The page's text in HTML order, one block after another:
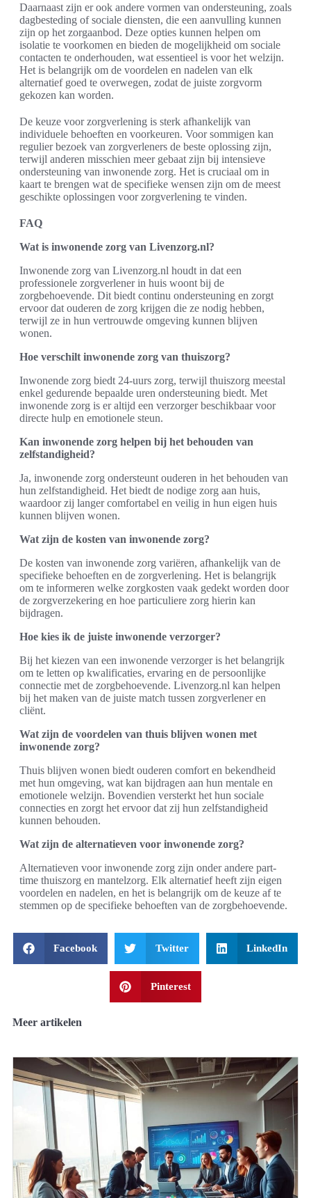
Daarnaast zijn er ook andere vormen van ondersteuning, zoals
dagbesteding of sociale diensten, die een aanvulling kunnen
zijn op het zorgaanbod. Deze opties kunnen helpen om
isolatie te voorkomen en bieden de mogelijkheid om sociale
contacten te onderhouden, wat essentieel is voor het welzijn.
Het is belangrijk om de voordelen en nadelen van elk
alternatief goed te overwegen, zodat de juiste zorgvorm
gekozen kan worden.
De keuze voor zorgverlening is sterk afhankelijk van
individuele behoeften en voorkeuren. Voor sommigen kan
regulier bezoek van zorgverleners de beste oplossing zijn,
terwijl anderen misschien meer gebaat zijn bij intensieve
ondersteuning van inwonende zorg. Het is cruciaal om in
kaart te brengen wat de specifieke wensen zijn om de meest
geschikte oplossingen voor zorgverlening te vinden.
FAQ
Wat is inwonende zorg van Livenzorg.nl?
Inwonende zorg van Livenzorg.nl houdt in dat een
professionele zorgverlener in huis woont bij de
zorgbehoevende. Dit biedt continu ondersteuning en zorgt
ervoor dat ouderen de zorg krijgen die ze nodig hebben,
terwijl ze in hun vertrouwde omgeving kunnen blijven
wonen.
Hoe verschilt inwonende zorg van thuiszorg?
Inwonende zorg biedt 24-uurs zorg, terwijl thuiszorg meestal
enkel gedurende bepaalde uren ondersteuning biedt. Met
inwonende zorg is er altijd een verzorger beschikbaar voor
directe hulp en emotionele steun.
Kan inwonende zorg helpen bij het behouden van
zelfstandigheid?
Ja, inwonende zorg ondersteunt ouderen in het behouden van
hun zelfstandigheid. Het biedt de nodige zorg aan huis,
waardoor zij langer comfortabel en veilig in hun eigen huis
kunnen blijven wonen.
Wat zijn de kosten van inwonende zorg?
De kosten van inwonende zorg variëren, afhankelijk van de
specifieke behoeften en de zorgverlening. Het is belangrijk
om te informeren welke zorgkosten vaak gedekt worden door
de zorgverzekering en hoe particuliere zorg hierin kan
bijdragen.
Hoe kies ik de juiste inwonende verzorger?
Bij het kiezen van een inwonende verzorger is het belangrijk
om te letten op kwalificaties, ervaring en de persoonlijke
connectie met de zorgbehoevende. Livenzorg.nl kan helpen
bij het maken van de juiste match tussen zorgverlener en
cliënt.
Wat zijn de voordelen van thuis blijven wonen met
inwonende zorg?
Thuis blijven wonen biedt ouderen comfort en bekendheid
met hun omgeving, wat kan bijdragen aan hun mentale en
emotionele welzijn. Bovendien versterkt het hun sociale
connecties en zorgt het ervoor dat zij hun zelfstandigheid
kunnen behouden.
Wat zijn de alternatieven voor inwonende zorg?
Alternatieven voor inwonende zorg zijn onder andere part-
time thuiszorg en mantelzorg. Elk alternatief heeft zijn eigen
voordelen en nadelen, en het is belangrijk om de keuze af te
stemmen op de specifieke behoeften van de zorgbehoevende.
Facebook Twitter LinkedIn
Pinterest
Meer artikelen